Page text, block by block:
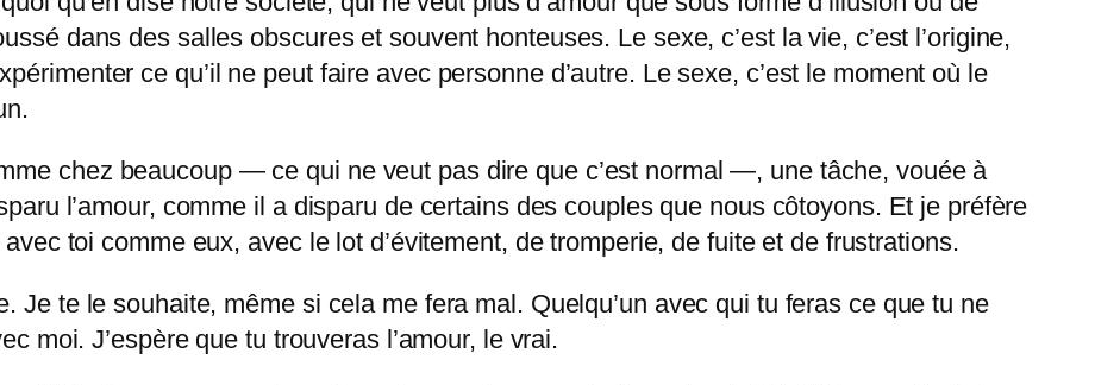
dans des salles obscures et souvent honteuses. Le sexe, c’est la vie, c’est l’origine,
ce qu’il ne peut faire avec personne d’autre. Le sexe, c’est le moment où le
chez beaucoup — ce qui ne veut pas dire que c’est normal —, une tâche, vouée à
l’amour, comme il a disparu de certains des couples que nous côtoyons. Et je préfère
toi comme eux, avec le lot d’évitement, de tromperie, de fuite et de frustrations.
Je te le souhaite, même si cela me fera mal. Quelqu’un avec qui tu feras ce que tu ne
moi. J’espère que tu trouveras l’amour, le vrai.